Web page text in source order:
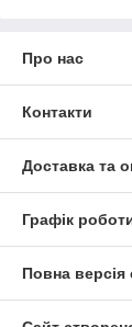
Про нас
Контакти
Доставка та
Графік
Повна версія